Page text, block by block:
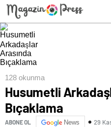
128 okunma
Husumetli
Bıçaklama
ABONE OL News 29